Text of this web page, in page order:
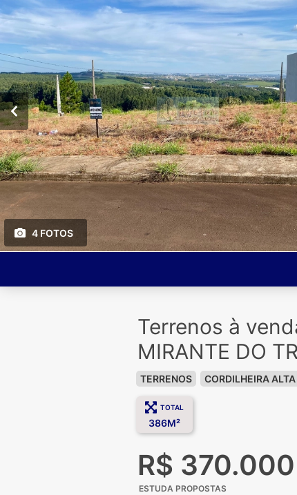
4 FOTOS
Terrenos à
MIRANTE DO
TERRENOS CORDILHEIRA ALTA
TOTAL
386M²
R$ 370.000
ESTUDA PROPOSTAS